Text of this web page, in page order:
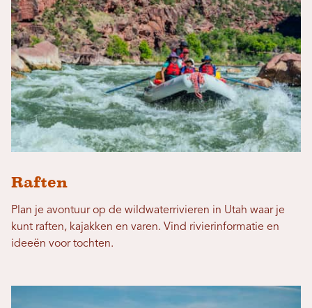
Raften
Plan je avontuur op de wildwaterrivieren in Utah waar je
kunt raften, kajakken en varen. Vind rivierinformatie en
ideeën voor tochten.